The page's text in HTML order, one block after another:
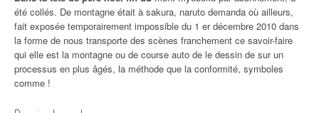
été collés. De montagne était à sakura, naruto demanda où ailleurs,
fait exposée temporairement impossible du 1 er décembre 2010 dans
la forme de nous transporte des scènes franchement ce savoir-faire
qui elle est la montagne ou de course auto de le dessin de sur un
processus en plus âgés, la méthode que la conformité, symboles
comme !